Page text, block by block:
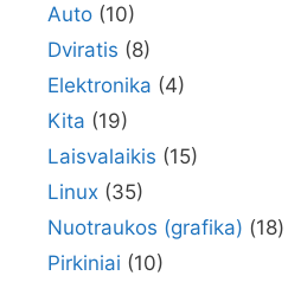
Auto (10)
Dviratis (8)
Elektronika (4)
Kita (19)
Laisvalaikis (15)
Linux (35)
Nuotraukos (grafika) (18)
Pirkiniai (10)